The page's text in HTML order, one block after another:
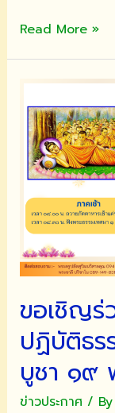
ใน
สร้าง
ทานบารมี
จะ
ช่วย
ส่ง
เสริม
การ
ปฏิบัติ
นำ
ไป
สู่
มรรคผล
นิพพาน
ขอ
ร่วม
ทำบุญ
เนื่อง
ใน
วัน
อาสาฬหบูชา
และ
วัน
เข้า
พรรษา
ปี
Read More »
ขอเชิญ
ปฏิบัติธร
บูชา ๑๙
ข่าวประกาศ/ By